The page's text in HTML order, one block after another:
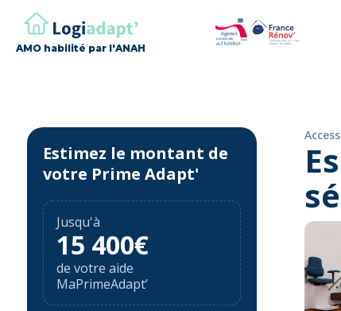
AMO habilité par l'ANAH
Estimez le montant de
votre Prime Adapt'
Jusqu'à
15 400€
de votre aide
MaPrimeAdapt’